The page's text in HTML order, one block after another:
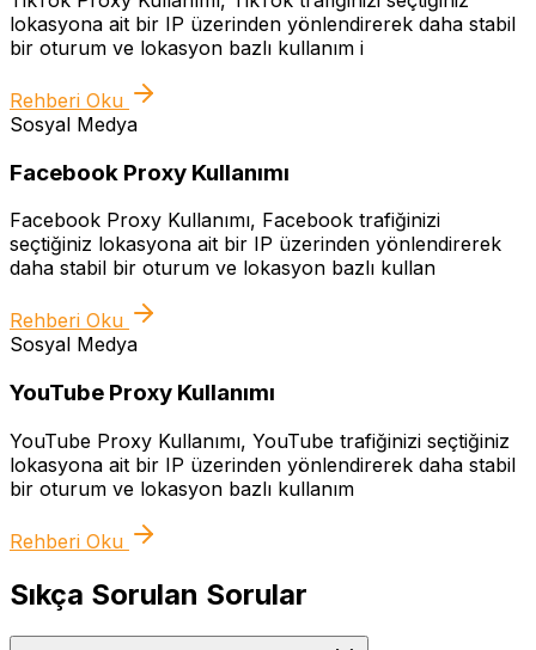
lokasyona ait bir IP üzerinden yönlendirerek daha stabil
bir oturum ve lokasyon bazlı kullanım i
Rehberi Oku
Sosyal Medya
Facebook Proxy Kullanımı
Facebook Proxy Kullanımı, Facebook trafiğinizi
seçtiğiniz lokasyona ait bir IP üzerinden yönlendirerek
daha stabil bir oturum ve lokasyon bazlı kullan
Rehberi Oku
Sosyal Medya
YouTube Proxy Kullanımı
YouTube Proxy Kullanımı, YouTube trafiğinizi seçtiğiniz
lokasyona ait bir IP üzerinden yönlendirerek daha stabil
bir oturum ve lokasyon bazlı kullanım
Rehberi Oku
Sıkça Sorulan Sorular